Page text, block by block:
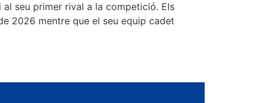
al seu primer rival a la competició. Els
2026 mentre que el seu equip cadet